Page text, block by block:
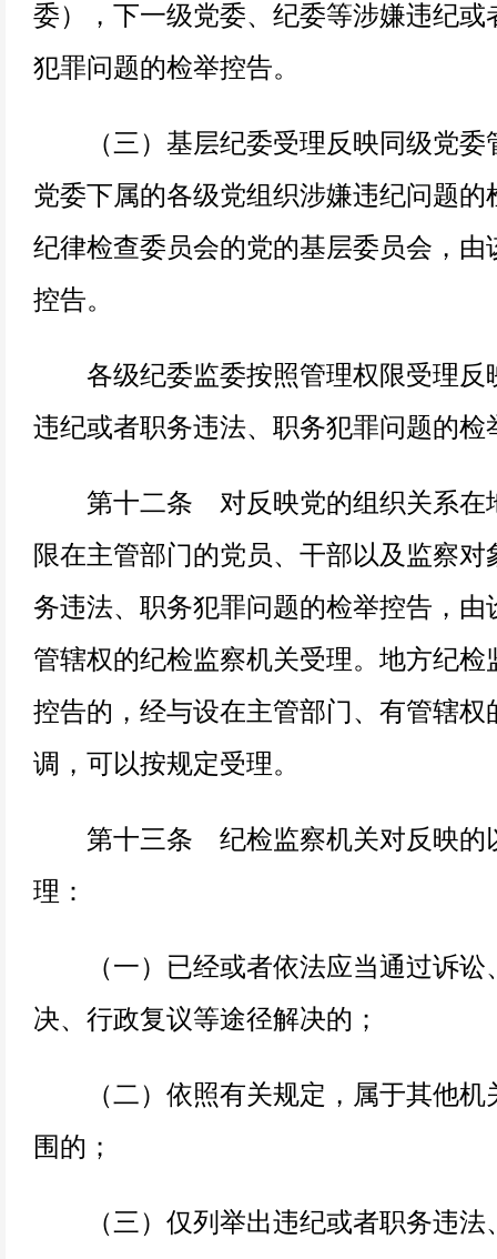
委），下一级党委、纪委等涉嫌违纪或
犯罪问题的检举控告。
（三）基层纪委受理反映同级党委
党委下属的各级党组织涉嫌违纪问题的
纪律检查委员会的党的基层委员会，由
控告。
各级纪委监委按照管理权限受理反
违纪或者职务违法、职务犯罪问题的检
第十二条 对反映党的组织关系在
限在主管部门的党员、干部以及监察对
务违法、职务犯罪问题的检举控告，由
管辖权的纪检监察机关受理。地方纪检
控告的，经与设在主管部门、有管辖权
调，可以按规定受理。
第十三条 纪检监察机关对反映的
理：
（一）已经或者依法应当通过诉讼
决、行政复议等途径解决的；
（二）依照有关规定，属于其他机
围的；
（三）仅列举出违纪或者职务违法